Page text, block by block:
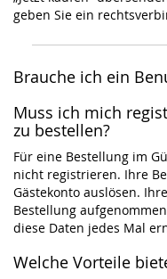
geben Sie ein
Brauche ich ein
Muss ich mich
zu bestellen?
Für eine Bestellung im
nicht registrieren. Ihre
Gästekonto auslösen.
Bestellung
diese Daten jedes Mal
Welche Vorteile